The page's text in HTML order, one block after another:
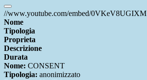
//www.youtube.com/embed/0VKeV8UGIXM
Nome
Tipologia
Proprieta
Descrizione
Durata
Nome: CONSENT
Tipologia: anonimizzato